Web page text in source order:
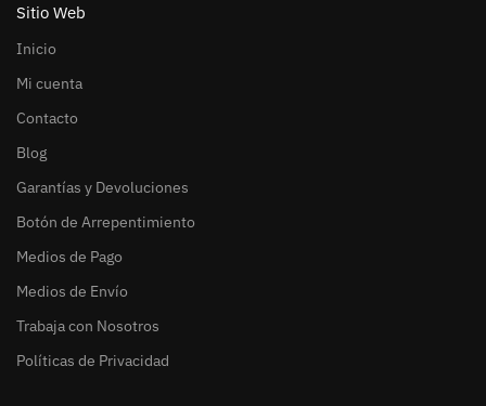
Sitio Web
Inicio
Mi cuenta
Contacto
Blog
Garantías y Devoluciones
Botón de Arrepentimiento
Medios de Pago
Medios de Envío
Trabaja con Nosotros
Políticas de Privacidad